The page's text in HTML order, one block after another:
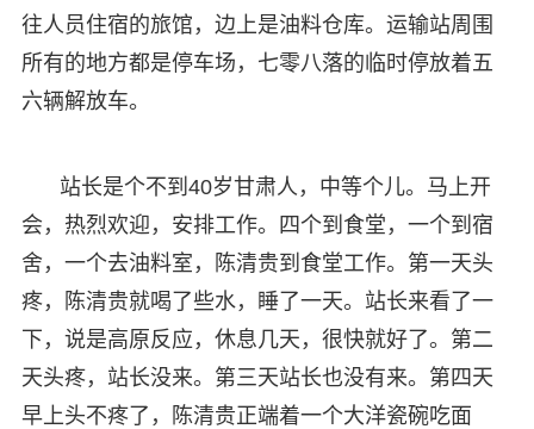
往人员住宿的旅馆，边上是油料仓库。运输站周围
所有的地方都是停车场，七零八落的临时停放着五
六辆解放车。
站长是个不到40岁甘肃人，中等个儿。马上开
会，热烈欢迎，安排工作。四个到食堂，一个到宿
舍，一个去油料室，陈清贵到食堂工作。第一天头
疼，陈清贵就喝了些水，睡了一天。站长来看了一
下，说是高原反应，休息几天，很快就好了。第二
天头疼，站长没来。第三天站长也没有来。第四天
早上头不疼了，陈清贵正端着一个大洋瓷碗吃面